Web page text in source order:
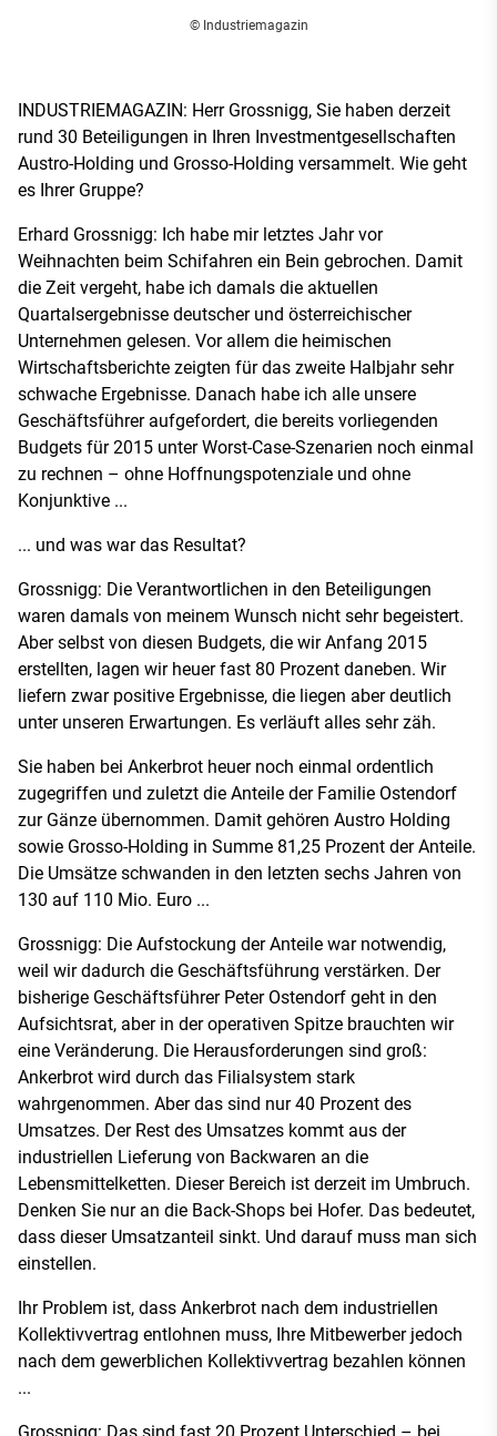
© Industriemagazin
INDUSTRIEMAGAZIN: Herr Grossnigg, Sie haben derzeit
rund 30 Beteiligungen in Ihren Investmentgesellschaften
Austro-Holding und Grosso-Holding versammelt. Wie geht
es Ihrer Gruppe?
Erhard Grossnigg: Ich habe mir letztes Jahr vor
Weihnachten beim Schifahren ein Bein gebrochen. Damit
die Zeit vergeht, habe ich damals die aktuellen
Quartalsergebnisse deutscher und österreichischer
Unternehmen gelesen. Vor allem die heimischen
Wirtschaftsberichte zeigten für das zweite Halbjahr sehr
schwache Ergebnisse. Danach habe ich alle unsere
Geschäftsführer aufgefordert, die bereits vorliegenden
Budgets für 2015 unter Worst-Case-Szenarien noch einmal
zu rechnen – ohne Hoffnungspotenziale und ohne
Konjunktive ...
... und was war das Resultat?
Grossnigg: Die Verantwortlichen in den Beteiligungen
waren damals von meinem Wunsch nicht sehr begeistert.
Aber selbst von diesen Budgets, die wir Anfang 2015
erstellten, lagen wir heuer fast 80 Prozent daneben. Wir
liefern zwar positive Ergebnisse, die liegen aber deutlich
unter unseren Erwartungen. Es verläuft alles sehr zäh.
Sie haben bei Ankerbrot heuer noch einmal ordentlich
zugegriffen und zuletzt die Anteile der Familie Ostendorf
zur Gänze übernommen. Damit gehören Austro Holding
sowie Grosso-Holding in Summe 81,25 Prozent der Anteile.
Die Umsätze schwanden in den letzten sechs Jahren von
130 auf 110 Mio. Euro ...
Grossnigg: Die Aufstockung der Anteile war notwendig,
weil wir dadurch die Geschäftsführung verstärken. Der
bisherige Geschäftsführer Peter Ostendorf geht in den
Aufsichtsrat, aber in der operativen Spitze brauchten wir
eine Veränderung. Die Herausforderungen sind groß:
Ankerbrot wird durch das Filialsystem stark
wahrgenommen. Aber das sind nur 40 Prozent des
Umsatzes. Der Rest des Umsatzes kommt aus der
industriellen Lieferung von Backwaren an die
Lebensmittelketten. Dieser Bereich ist derzeit im Umbruch.
Denken Sie nur an die Back-Shops bei Hofer. Das bedeutet,
dass dieser Umsatzanteil sinkt. Und darauf muss man sich
einstellen.
Ihr Problem ist, dass Ankerbrot nach dem industriellen
Kollektivvertrag entlohnen muss, Ihre Mitbewerber jedoch
nach dem gewerblichen Kollektivvertrag bezahlen können
...
Grossnigg: Das sind fast 20 Prozent Unterschied – bei